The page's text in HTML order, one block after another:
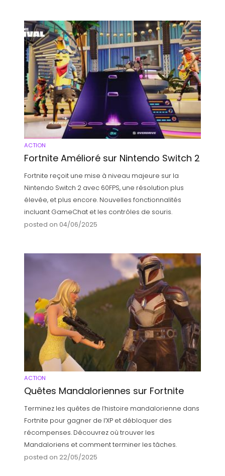
ACTION
Fortnite Amélioré sur Nintendo Switch 2
Fortnite reçoit une mise à niveau majeure sur la
Nintendo Switch 2 avec 60FPS, une résolution plus
élevée, et plus encore. Nouvelles fonctionnalités
incluant GameChat et les contrôles de souris.
posted on 04/06/2025
ACTION
Quêtes Mandaloriennes sur Fortnite
Terminez les quêtes de l’histoire mandalorienne dans
Fortnite pour gagner de l’XP et débloquer des
récompenses. Découvrez où trouver les
Mandaloriens et comment terminer les tâches.
posted on 22/05/2025